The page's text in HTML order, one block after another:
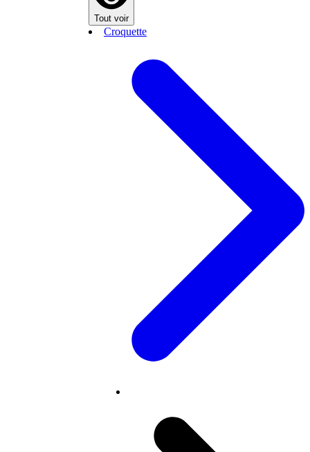
Tout voir
Croquette